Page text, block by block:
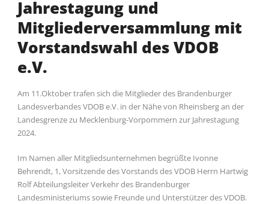
Jahrestagung und
Mitgliederversammlung mit
Vorstandswahl des VDOB
e.V.
Am 11.Oktober trafen sich die Mitglieder des Brandenburger
Landesverbandes VDOB e.V. in der Nähe von Rheinsberg an der
Landesgrenze zu Mecklenburg-Vorpommern zur Jahrestagung
2024.
Im Namen aller Mitgliedsunternehmen begrüßte Ivonne
Behrendt, 1, Vorsitzende des Vorstands des VDOB Herrn Hartwig
Rolf Abteilungsleiter Verkehr des Brandenburger
Landesministeriums sowie Freunde und Unterstützer des VDOB.